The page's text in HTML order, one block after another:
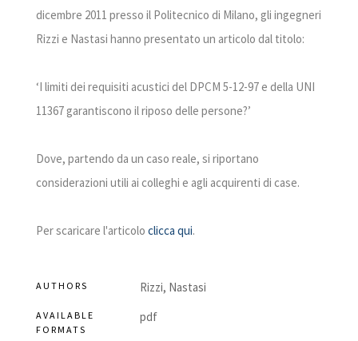
dicembre 2011 presso il Politecnico di Milano, gli ingegneri
Rizzi e Nastasi hanno presentato un articolo dal titolo:
‘I limiti dei requisiti acustici del DPCM 5-12-97 e della UNI
11367 garantiscono il riposo delle persone?’
Dove, partendo da un caso reale, si riportano
considerazioni utili ai colleghi e agli acquirenti di case.
Per scaricare l'articolo clicca qui.
AUTHORS Rizzi, Nastasi
AVAILABLE
FORMATS
pdf